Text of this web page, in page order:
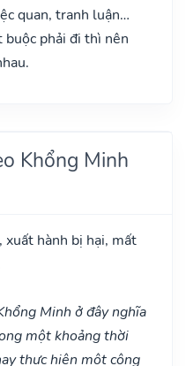
quan, tranh luận…
buộc phải đi thì nên
Khổng Minh
xuất hành bị hại, mất
Minh ở đây nghĩa
một khoảng thời
thực hiện một công